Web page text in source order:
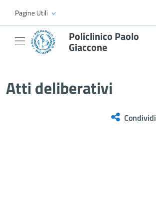
Skip to Main Content
Pagine Utili
Policlinico Paolo
Giaccone
Atti deliberativi
Condividi